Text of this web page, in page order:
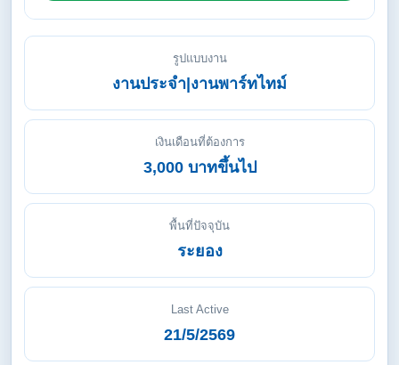
รูปแบบงาน
งานประจำ|งานพาร์ทไทม์
เงินเดือนที่ต้องการ
3,000 บาทขึ้นไป
พื้นที่ปัจจุบัน
ระยอง
Last Active
21/5/2569